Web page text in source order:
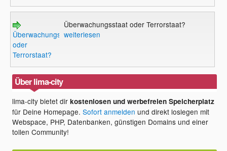
Überwachungsstaat
oder
Terrorstaat?
Überwachungsstaat oder Terrorstaat?
weiterlesen
Über lima-city
lima-city bietet dirkostenlosen und werbefreien Speicherplatz
für Deine Homepage.Sofort anmelden und direkt loslegen mit
Webspace, PHP, Datenbanken, günstigen Domains und einer
tollen Community!